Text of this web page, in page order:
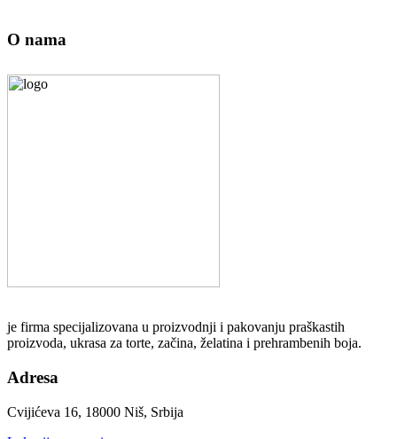
O nama
je firma specijalizovana u proizvodnji i pakovanju praškastih
proizvoda, ukrasa za torte, začina, želatina i prehrambenih boja.
Adresa
Cvijićeva 16, 18000 Niš, Srbija